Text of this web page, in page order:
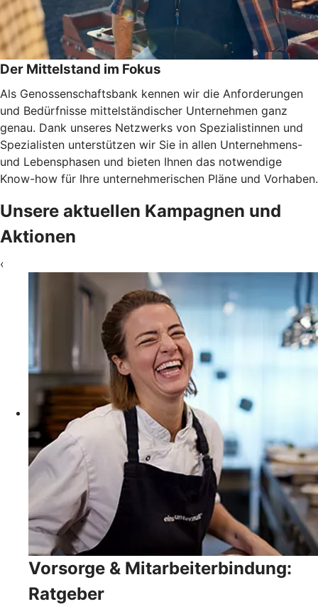
Der Mittelstand im Fokus
Als Genossenschaftsbank kennen wir die Anforderungen
und Bedürfnisse mittelständischer Unternehmen ganz
genau. Dank unseres Netzwerks von Spezialistinnen und
Spezialisten unterstützen wir Sie in allen Unternehmens-
und Lebensphasen und bieten Ihnen das notwendige
Know-how für Ihre unternehmerischen Pläne und Vorhaben.
Unsere aktuellen Kampagnen und
Aktionen
‹
Vorsorge & Mitarbeiterbindung:
Ratgeber